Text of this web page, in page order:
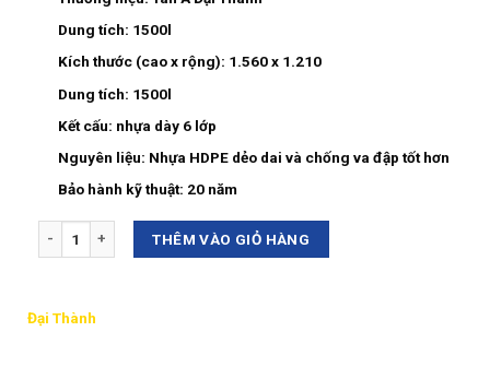
Dung tích: 1500l
Kích thước (cao x rộng): 1.560 x 1.210
Dung tích: 1500l
Kết cấu: nhựa dày 6 lớp
Nguyên liệu: Nhựa HDPE dẻo dai và chống va đập tốt hơn
Bảo hành kỹ thuật: 20 năm
THÊM VÀO GIỎ HÀNG
Đại Thành